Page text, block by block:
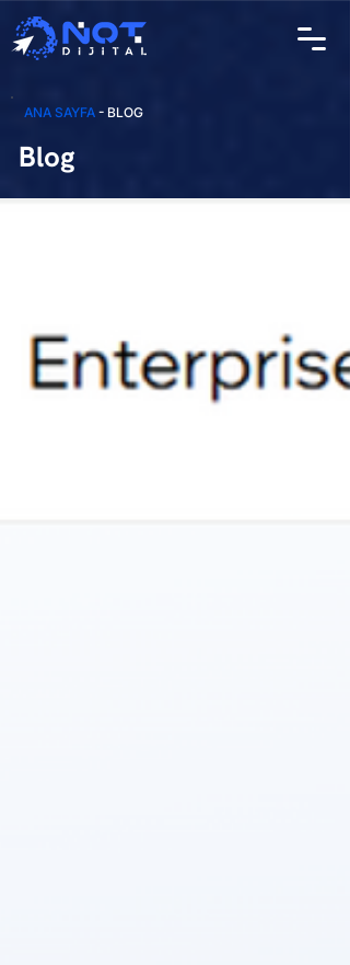
ANA SAYFA - BLOG
Blog